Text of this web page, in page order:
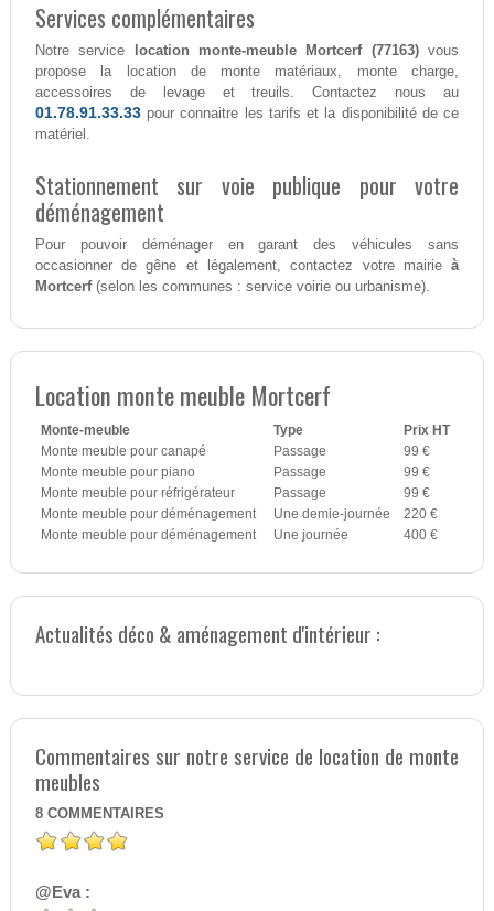
Services complémentaires
Notre service location monte-meuble Mortcerf (77163)vous
propose la location de monte matériaux, monte charge,
accessoires de levage et treuils. Contactez nous au
01.78.91.33.33 pour connaitre les tarifs et la disponibilité de ce
matériel.
Stationnement sur voie publique pour votre
déménagement
Pour pouvoir déménager en garant des véhicules sans
occasionner de gêne et légalement, contactez votre mairieà
Mortcerf(selon les communes : service voirie ou urbanisme).
Location monte meuble Mortcerf
Monte-meuble Type
Prix HT
Monte meuble pour canapé
Passage
99 €
Monte meuble pour piano
Passage
99 €
Monte meuble pour réfrigérateur
Passage
99 €
Monte meuble pour déménagement
Une demie-journée
220 €
Monte meuble pour déménagement
Une journée 400 €
Actualités déco & aménagement d'intérieur :
Commentaires sur notre service de location de monte
meubles
8 COMMENTAIRES
@Eva :